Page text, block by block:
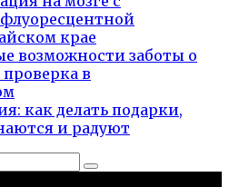
крае
возможности заботы о
в
как делать подарки,
и радуют